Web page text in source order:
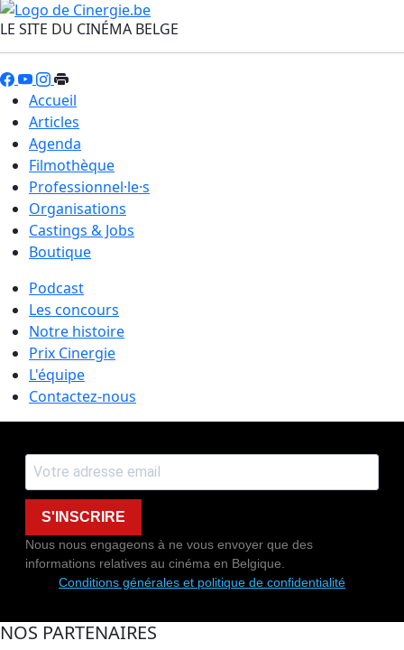
LE SITE DU CINÉMA BELGE
Accueil
Articles
Agenda
Filmothèque
Professionnel·le·s
Organisations
Castings & Jobs
Boutique
Podcast
Les concours
Notre histoire
Prix Cinergie
L'équipe
Contactez-nous
S'INSCRIRE
Nous nous engageons à ne vous envoyer que des
informations relatives au cinéma en Belgique.
Conditions générales et politique de confidentialité
NOS PARTENAIRES